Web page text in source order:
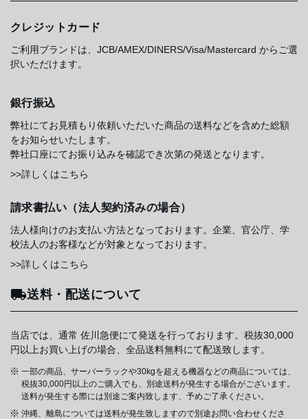
クレジットカード
ご利用ブランドは、JCB/AMEX/DINERS/Visa/Mastercard からご選
択いただけます。
銀行振込
弊社にてお見積もり依頼いただいた商品の送料などを含めた総額
をお知らせいたします。
弊社口座にてお振り込みを確認でき次第の発送となります。
>>詳しくはこちら
請求書払い（法人契約済みの場合）
法人様向けのお支払い方法となっております。企業、官公庁、学
校法人のお客様などが対象となっております。
>>詳しくはこちら
送料・配送について
当店では、通常 佐川急便にて発送を行っております。税抜30,000
円以上お買い上げの場合、全品送料無料にて配送致します。
一部の商品、サーバーラックや30kgを超える機器などの商品については、
税抜30,000円以上のご購入でも、別途送料が発生する場合がございます。
送料が発生する際には別途ご案内致します、予めご了承ください。
沖縄、離島については送料が発生致しますので別途お問い合わせくださ